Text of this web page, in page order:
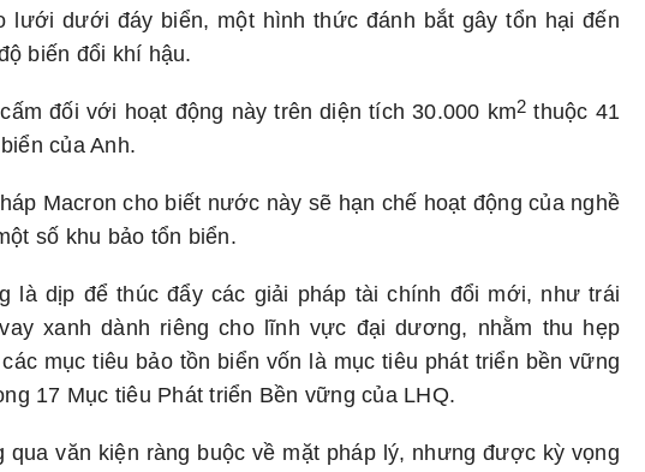
lưới dưới đáy biển, một hình thức đánh bắt gây tổn hại đến
biến đổi khí hậu.
đối với hoạt động này trên diện tích 30.000 km2 thuộc 41
của Anh.
Macron cho biết nước này sẽ hạn chế hoạt động của nghề
số khu bảo tổn biển.
là dịp để thúc đẩy các giải pháp tài chính đổi mới, như trái
xanh dành riêng cho lĩnh vực đại dương, nhằm thu hẹp
mục tiêu bảo tồn biển vốn là mục tiêu phát triển bền vững
17 Mục tiêu Phát triển Bền vững của LHQ.
qua văn kiện ràng buộc về mặt pháp lý, nhưng được kỳ vọng